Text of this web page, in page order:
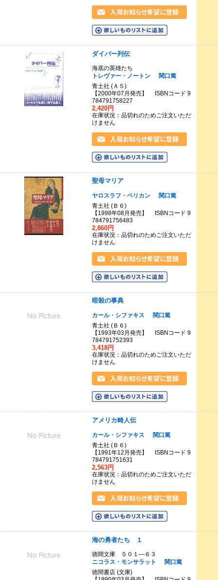
ダイバー列伝
海底の英雄たち
トレヴァー・ノートン
関口篤
青土社 (Ａ５)
【2000年07月発売】 ISBNコード 9
784791758227
2,420円
在庫状況：品切れのためご注文いただ
けません
聖母マリア
ヤロスラフ・ペリカン
関口篤
青土社 (Ｂ６)
【1998年08月発売】 ISBNコード 9
784791756483
2,860円
在庫状況：品切れのためご注文いただ
けません
暗殺の事典
カール・シファキス
関口篤
青土社 (Ｂ６)
【1993年03月発売】 ISBNコード 9
784791752393
3,418円
在庫状況：品切れのためご注文いただ
けません
アメリカ畸人伝
カール・シファキス
関口篤
青土社 (Ｂ６)
【1991年12月発売】 ISBNコード 9
784791751631
2,563円
在庫状況：品切れのためご注文いただ
けません
海の勇者たち １
徳間文庫 ５０１―６３
ニコラス・モンサラット
関口篤
徳間書店 (文庫)